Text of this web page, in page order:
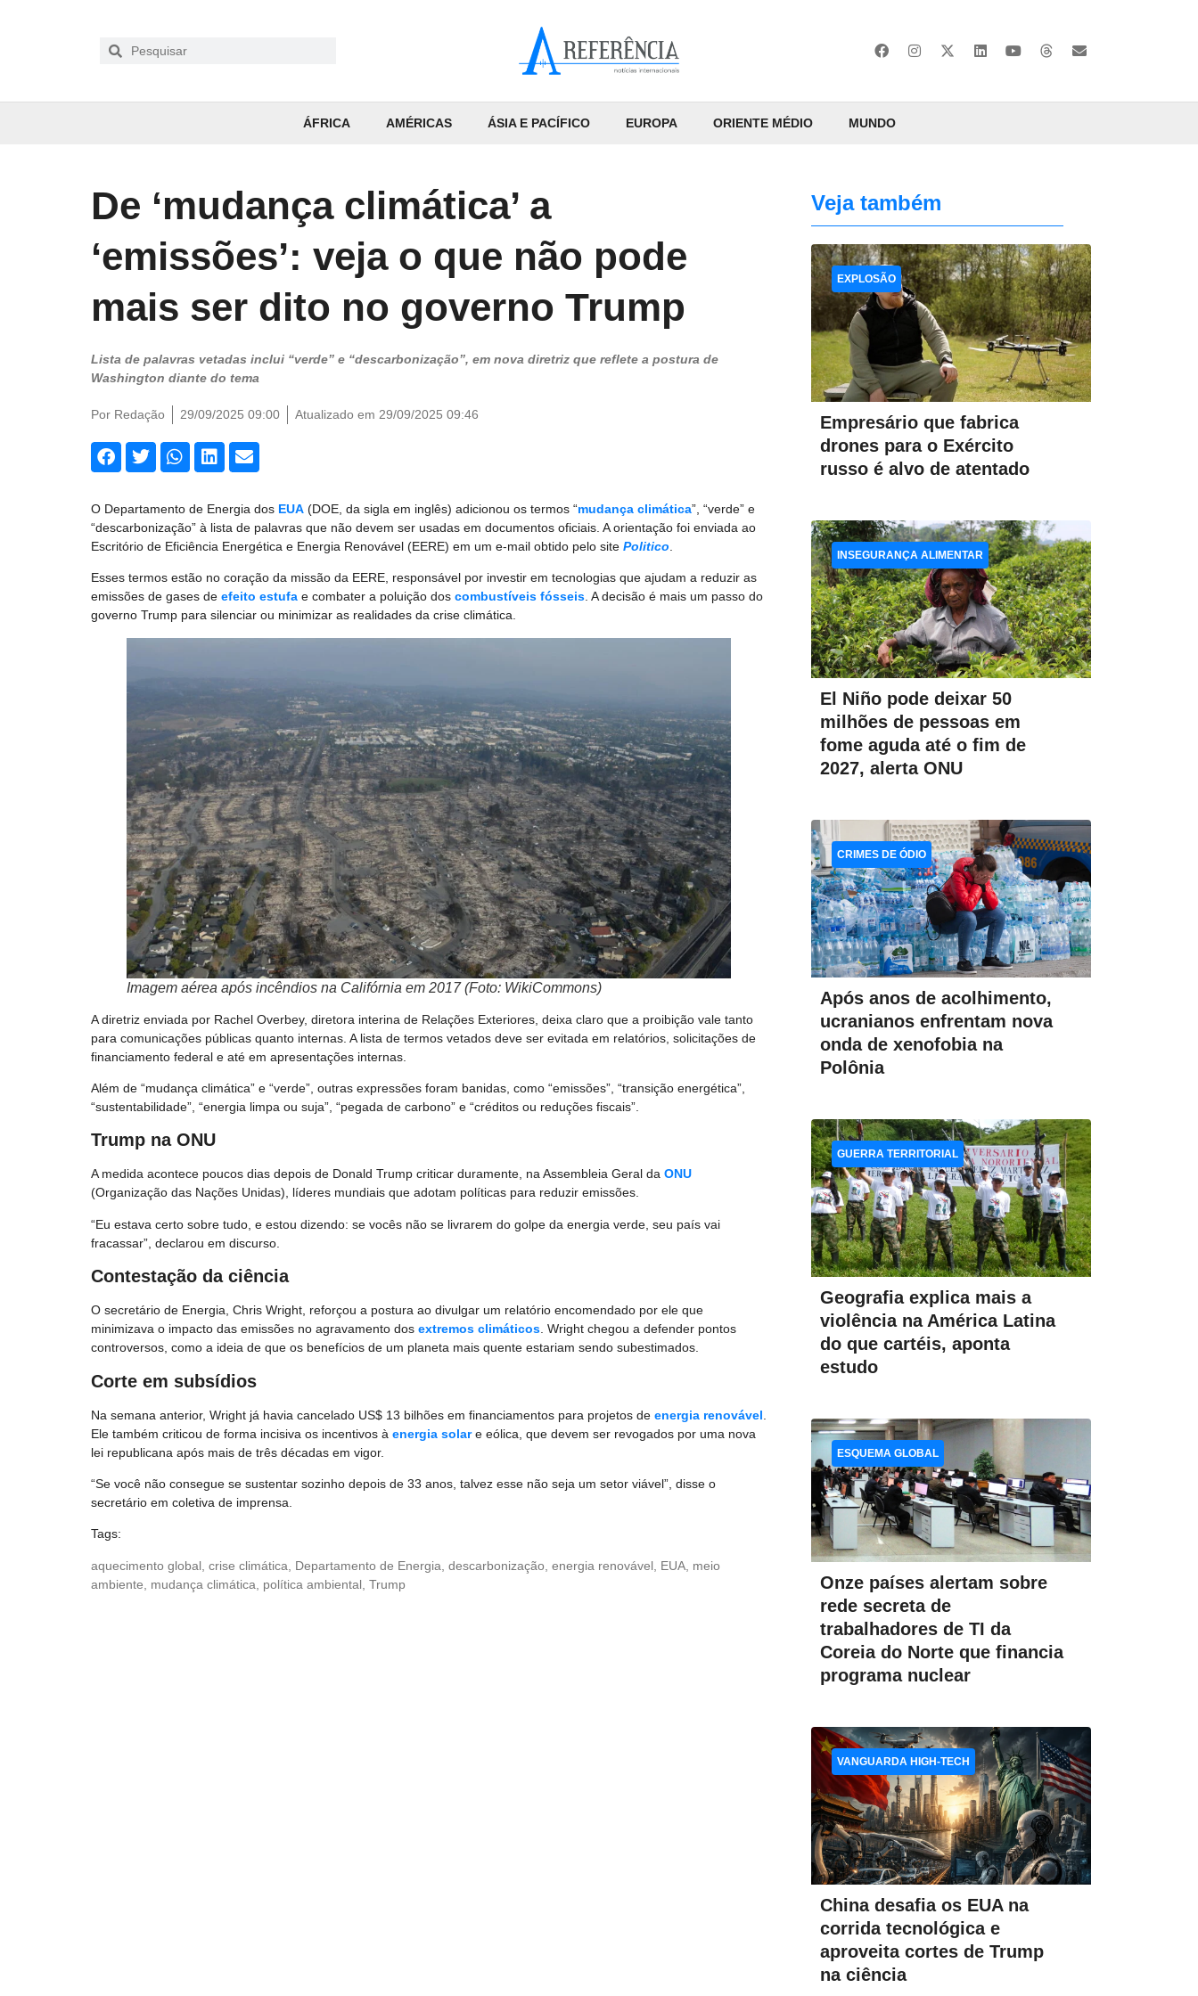
ÁFRICA AMÉRICAS ÁSIA E PACÍFICO EUROPA ORIENTE MÉDIO MUNDO
De ‘mudança climática’ a
‘emissões’: veja o que não pode
mais ser dito no governo Trump
Lista de palavras vetadas inclui “verde” e “descarbonização”, em nova diretriz que reflete a postura de
Washington diante do tema
Por Redação 29/09/2025 09:00 Atualizado em 29/09/2025 09:46
O Departamento de Energia dos EUA (DOE, da sigla em inglês) adicionou os termos “mudança climática”, “verde” e
“descarbonização” à lista de palavras que não devem ser usadas em documentos oficiais. A orientação foi enviada ao
Escritório de Eficiência Energética e Energia Renovável (EERE) em um e-mail obtido pelo site Politico
Esses termos estão no coração da missão da EERE, responsável por investir em tecnologias que ajudam a reduzir as
emissões de gases de efeito estufa e combater a poluição dos combustíveis fósseis. A decisão é mais um passo do
governo Trump para silenciar ou minimizar as realidades da crise climática.
Imagem aérea após incêndios na Califórnia em 2017 (Foto: WikiCommons)
A diretriz enviada por Rachel Overbey, diretora interina de Relações Exteriores, deixa claro que a proibição vale tanto
para comunicações públicas quanto internas. A lista de termos vetados deve ser evitada em relatórios, solicitações de
financiamento federal e até em apresentações internas.
Além de “mudança climática” e “verde”, outras expressões foram banidas, como “emissões”, “transição energética”,
“sustentabilidade”, “energia limpa ou suja”, “pegada de carbono” e “créditos ou reduções fiscais”.
Trump na ONU
A medida acontece poucos dias depois de Donald Trump criticar duramente, na Assembleia Geral da ONU
(Organização das Nações Unidas), líderes mundiais que adotam políticas para reduzir emissões.
“Eu estava certo sobre tudo, e estou dizendo: se vocês não se livrarem do golpe da energia verde, seu país vai
fracassar”, declarou em discurso.
Contestação da ciência
O secretário de Energia, Chris Wright, reforçou a postura ao divulgar um relatório encomendado por ele que
minimizava o impacto das emissões no agravamento dos extremos climáticos. Wright chegou a defender pontos
controversos, como a ideia de que os benefícios de um planeta mais quente estariam sendo subestimados.
Corte em subsídios
Na semana anterior, Wright já havia cancelado US$ 13 bilhões em financiamentos para projetos de energia renovável
Ele também criticou de forma incisiva os incentivos à energia solare eólica, que devem ser revogados por uma nova
lei republicana após mais de três décadas em vigor.
“Se você não consegue se sustentar sozinho depois de 33 anos, talvez esse não seja um setor viável”, disse o
secretário em coletiva de imprensa.
Tags:
aquecimento global crise climática Departamento de Energia descarbonização energia renovável EUA meio
ambiente
mudança climática política ambiental Trump
Veja também
Empresário que fabrica
drones para o Exército
russo é alvo de atentado
EXPLOSÃO
El Niño pode deixar 50
milhões de pessoas em
fome aguda até o fim de
2027, alerta ONU
INSEGURANÇA ALIMENTAR
Após anos de acolhimento,
ucranianos enfrentam nova
onda de xenofobia na
Polônia
CRIMES DE ÓDIO
Geografia explica mais a
violência na América Latina
do que cartéis, aponta
estudo
GUERRA TERRITORIAL
Onze países alertam sobre
rede secreta de
trabalhadores de TI da
Coreia do Norte que financia
programa nuclear
ESQUEMA GLOBAL
China desafia os EUA na
corrida tecnológica e
aproveita cortes de Trump
na ciência
VANGUARDA HIGH-TECH